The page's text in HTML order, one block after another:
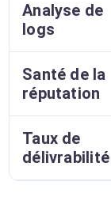
Analyse de
logs
Santé de la
réputation
Taux de
délivrabilité